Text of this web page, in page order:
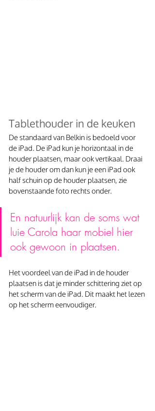
Tablethouder in de keuken
De standaard van Belkin is bedoeld voor
de iPad. De iPad kun je horizontaal in de
houder plaatsen, maar ook vertikaal. Draai
je de houder om dan kun je een iPad ook
half schuin op de houder plaatsen, zie
bovenstaande foto rechts onder.
En natuurlijk kan de soms wat
luie Carola haar mobiel hier
ook gewoon in plaatsen.
Het voordeel van de iPad in de houder
plaatsen is dat je minder schittering ziet op
het scherm van de iPad. Dit maakt het lezen
op het scherm eenvoudiger.